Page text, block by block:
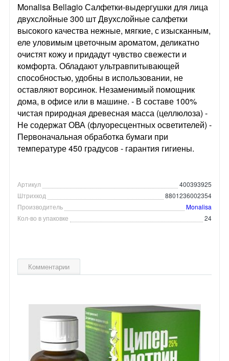
Monalisa Bellagio Салфетки-выдергушки для лица
двухслойные 300 шт Двухслойные салфетки
высокого качества нежные, мягкие, с изысканным,
еле уловимым цветочным ароматом, деликатно
очистят кожу и придадут чувство свежести и
комфорта. Обладают ультравпитывающей
способностью, удобны в использовании, не
оставляют ворсинок. Незаменимый помощник
дома, в офисе или в машине. - В составе 100%
чистая природная древесная масса (целлюлоза) -
Не содержат ОВА (флуоресцентных осветителей) -
Первоначальная обработка бумаги при
температуре 450 градусов - гарантия гигиены.
Артикул
400393925
Штрихкод
8801236002354
Производитель
Monalisa
Кол-во в упаковке
24
Комментарии